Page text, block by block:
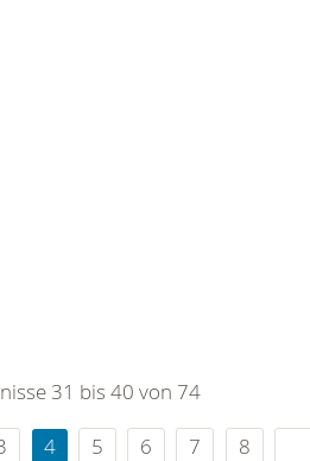
31 bis 40 von 74
4 5 6 7 8